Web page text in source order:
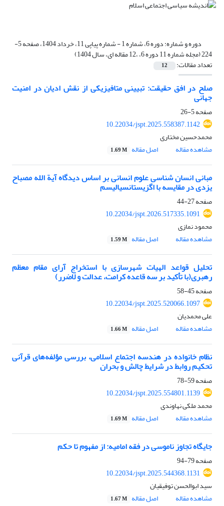
دوره و شماره: دوره 6، شماره 1 - شماره پیاپی 11، خرداد 1404، صفحه 5-
224 (مجله شماره 11 دوره 6، ،12 مقاله ای، سال 1404)
تعداد مقالات: 12
صلح در افق حقیقت: تبیینی متافیزیکی از نقش ادیان در امنیت
جهانی
صفحه5-26
10.22034/jspt.2025.558387.1142
محمدحسین مختاری
مشاهده مقاله
اصل مقاله 1.69 M
مبانی انسان شناسی علوم انسانی بر اساس دیدگاه آیة الله مصباح
یزدی در مقایسه با اگزیستانسیالیسم
صفحه27-44
10.22034/jspt.2026.517335.1091
محمود نمازی
مشاهده مقاله
اصل مقاله 1.59 M
تحلیل قواعد الهیات شهرسازی با استخراج آرای مقام معظم
رهبری(با تأکید بر سه قاعده کرامت، عدالت و لاضرر)
صفحه45-58
10.22034/jspt.2025.520066.1097
علی محمدیان
مشاهده مقاله
اصل مقاله 1.66 M
نظام خانواده در هندسه اجتماع اسلامی، بررسی مؤلفه‌های قرآنی
تحکیم روابط در شرایط چالش و بحران
صفحه59-78
10.22034/jspt.2025.554801.1139
محمد ملکی نهاوندی
مشاهده مقاله
اصل مقاله 1.69 M
جایگاه تجاوز ناموسی در فقه امامیه: از مفهوم تا حکم
صفحه79-94
10.22034/jspt.2025.544368.1131
سید ابوالحسن توفیقیان
مشاهده مقاله
اصل مقاله 1.67 M